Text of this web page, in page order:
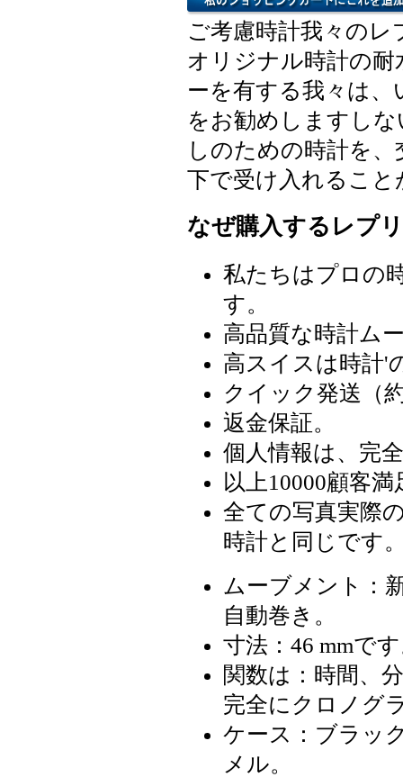
ご考慮時計我々の
オリジナル時計の
ーを有する我々は
をお勧めしますし
しのための時計を
下で受け入れるこ
なぜ購入するレプ
私たちはプロの
す。
高品質な時計ム
高スイスは時計'
クイック発送（
返金保証。
個人情報は、完
以上10000顧客満
全ての写真実際
時計と同じです
ムーブメント：
自動巻き。
寸法：46 mmで
関数は：時間、
完全にクロノグ
ケース：ブラッ
メル。